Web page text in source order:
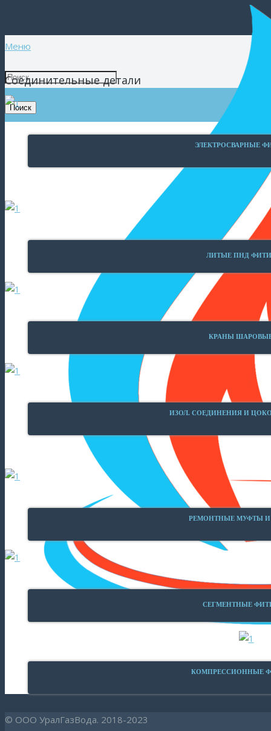
Меню
Поиск
Соединительные детали
ЭЛЕКТРОСВАРНЫЕ
ЛИТЫЕ ПНД
КРАНЫ
ИЗОЛ. СОЕДИНЕНИЯ И
РЕМОНТНЫЕ МУФТЫ
СЕГМЕНТНЫЕ
КОМПРЕССИОННЫЕ
© ООО УралГазВода. 2018-2023